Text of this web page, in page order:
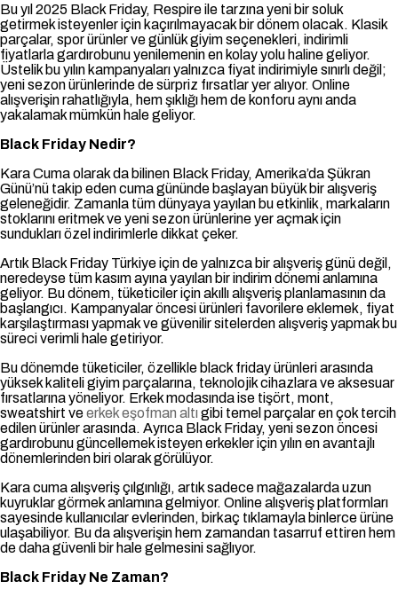
Bu yıl 2025 Black Friday, Respire ile tarzına yeni bir soluk
getirmek isteyenler için kaçırılmayacak bir dönem olacak. Klasik
parçalar, spor ürünler ve günlük giyim seçenekleri, indirimli
fiyatlarla gardırobunu yenilemenin en kolay yolu haline geliyor.
Üstelik bu yılın kampanyaları yalnızca fiyat indirimiyle sınırlı değil;
yeni sezon ürünlerinde de sürpriz fırsatlar yer alıyor. Online
alışverişin rahatlığıyla, hem şıklığı hem de konforu aynı anda
yakalamak mümkün hale geliyor.
Black Friday Nedir?
Kara Cuma olarak da bilinen Black Friday, Amerika’da Şükran
Günü’nü takip eden cuma gününde başlayan büyük bir alışveriş
geleneğidir. Zamanla tüm dünyaya yayılan bu etkinlik, markaların
stoklarını eritmek ve yeni sezon ürünlerine yer açmak için
sundukları özel indirimlerle dikkat çeker.
Artık Black Friday Türkiye için de yalnızca bir alışveriş günü değil,
neredeyse tüm kasım ayına yayılan bir indirim dönemi anlamına
geliyor. Bu dönem, tüketiciler için akıllı alışveriş planlamasının da
başlangıcı. Kampanyalar öncesi ürünleri favorilere eklemek, fiyat
karşılaştırması yapmak ve güvenilir sitelerden alışveriş yapmak bu
süreci verimli hale getiriyor.
Bu dönemde tüketiciler, özellikle black friday ürünleri arasında
yüksek kaliteli giyim parçalarına, teknolojik cihazlara ve aksesuar
fırsatlarına yöneliyor. Erkek modasında ise tişört, mont,
sweatshirt veerkek eşofman altı gibi temel parçalar en çok tercih
edilen ürünler arasında. Ayrıca Black Friday, yeni sezon öncesi
gardırobunu güncellemek isteyen erkekler için yılın en avantajlı
dönemlerinden biri olarak görülüyor.
Kara cuma alışveriş çılgınlığı, artık sadece mağazalarda uzun
kuyruklar görmek anlamına gelmiyor. Online alışveriş platformları
sayesinde kullanıcılar evlerinden, birkaç tıklamayla binlerce ürüne
ulaşabiliyor. Bu da alışverişin hem zamandan tasarruf ettiren hem
de daha güvenli bir hale gelmesini sağlıyor.
Black Friday Ne Zaman?